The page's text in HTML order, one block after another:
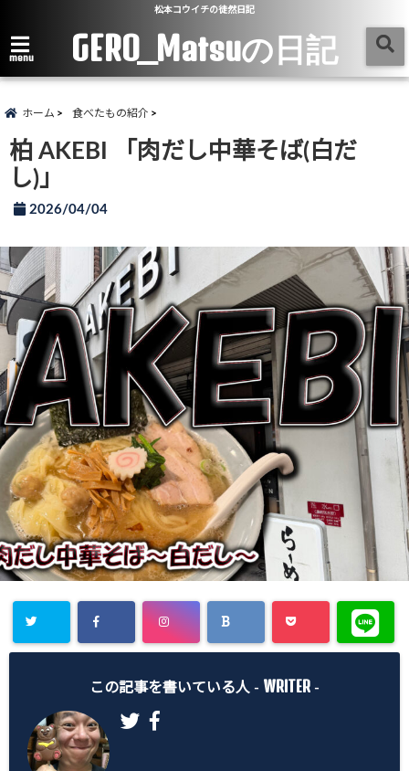
松本コウイチの徒然日記
menu GERO_Matsuの日記
ホーム 食べたもの紹介
柏 AKEBI 「肉だし中華そば(白だ
し)」
2026/04/04
この記事を書いている人 - WRITER -